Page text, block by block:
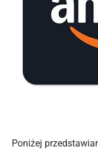
Poniżej